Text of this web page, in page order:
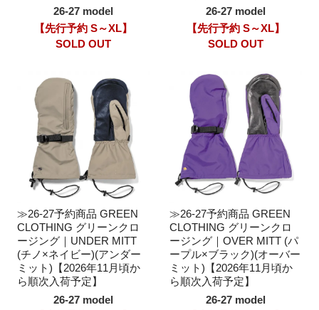
26-27 model
【先行予約 S～XL】
SOLD OUT
26-27 model
【先行予約 S～XL】
SOLD OUT
≫26-27予約商品 GREEN
CLOTHING グリーンクロ
ージング｜UNDER MITT
(チノ×ネイビー)(アンダー
ミット)【2026年11月頃か
ら順次入荷予定】
26-27 model
≫26-27予約商品 GREEN
CLOTHING グリーンクロ
ージング｜OVER MITT (パ
ープル×ブラック)(オーバー
ミット)【2026年11月頃か
ら順次入荷予定】
26-27 model